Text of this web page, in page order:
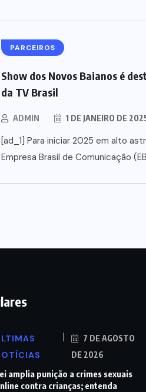
PARCEIROS
Show dos Novos Baianos é
da TV Brasil
ADMIN 1 DE JANEIRO DE
[ad_1] Para iniciar 2025 em alto
Empresa Brasil de Comunicação
7 DE AGOSTO
DE 2026
amplia punição a crimes sexuais
contra crianças; entenda